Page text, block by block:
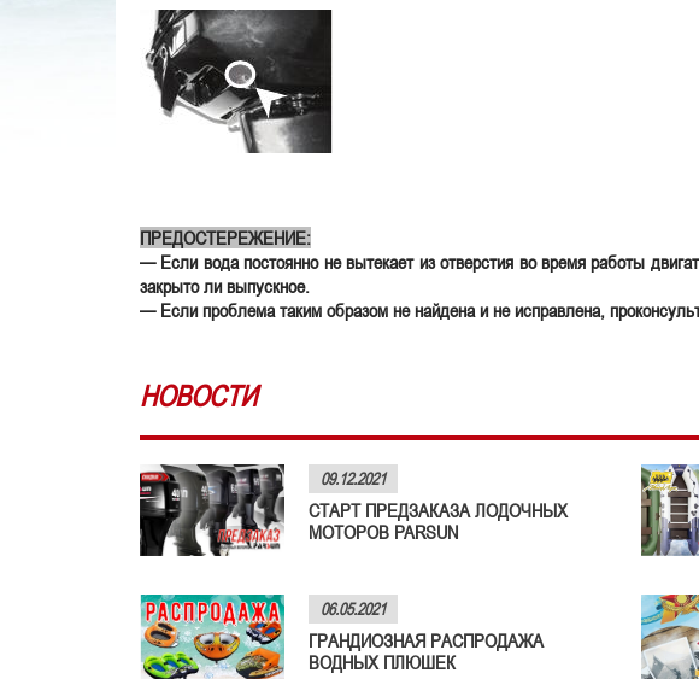
ПРЕДОСТЕРЕЖЕНИЕ:
— Если вода постоянно не вытекает из отверстия во время работы
закрыто ли выпускное.
— Если проблема таким образом не найдена и не исправлена,
НОВОСТИ
09.12.2021
СТАРТ ПРЕДЗАКАЗА ЛОДОЧНЫХ
МОТОРОВ PARSUN
06.05.2021
ГРАНДИОЗНАЯ РАСПРОДАЖА
ВОДНЫХ ПЛЮШЕК